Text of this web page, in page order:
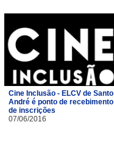
Cine Inclusão - ELCV de Santo
André é ponto de recebimento
de inscrições
07/06/2016